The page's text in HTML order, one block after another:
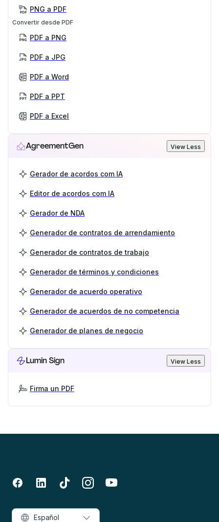
PNG a PDF
Convertir desde PDF
PDF a PNG
PDF a JPG
PDF a Word
PDF a PPT
PDF a Excel
AgreementGen View Less
Gerador de acordos com IA
Editor de acordos com IA
Gerador de NDA
Generador de contratos de arrendamiento
Generador de contratos de trabajo
Generador de términos y condiciones
Generador de acuerdo operativo
Generador de acuerdos de no competencia
Generador de planes de negocio
Lumin Sign View Less
Firma un PDF
Español